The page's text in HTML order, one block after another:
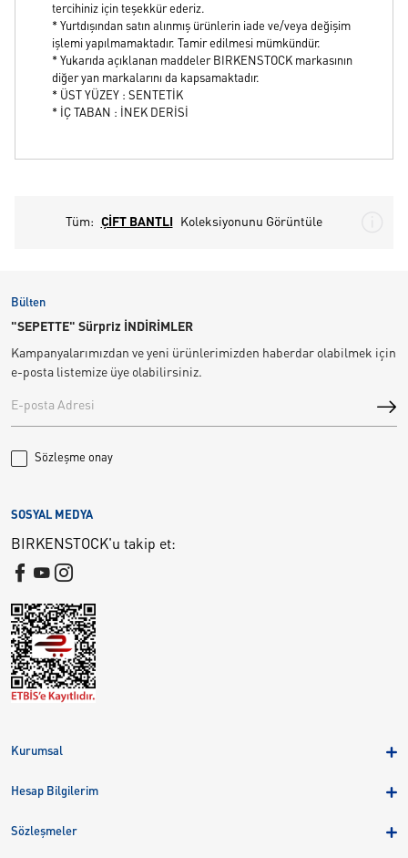
tercihiniz için teşekkür ederiz.
* Yurtdışından satın alınmış ürünlerin iade ve/veya değişim
işlemi yapılmamaktadır. Tamir edilmesi mümkündür.
* Yukarıda açıklanan maddeler BIRKENSTOCK markasının
diğer yan markalarını da kapsamaktadır.
* ÜST YÜZEY : SENTETİK
* İÇ TABAN : İNEK DERİSİ
Tüm: ÇİFT BANTLI Koleksiyonunu Görüntüle
Bülten
"SEPETTE" Sürpriz İNDİRİMLER
Kampanyalarımızdan ve yeni ürünlerimizden haberdar olabilmek için
e-posta listemize üye olabilirsiniz.
Sözleşme onay
Kurumsal
Birkenstock Group
Hesap Bilgilerim
Sözleşmeler
SOSYAL MEDYA
BIRKENSTOCK'u takip et: